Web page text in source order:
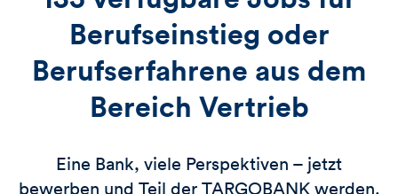
Berufseinstieg oder
Berufserfahrene aus dem
Bereich Vertrieb
Eine Bank, viele Perspektiven – jetzt
bewerben und Teil der TARGOBANK werden.